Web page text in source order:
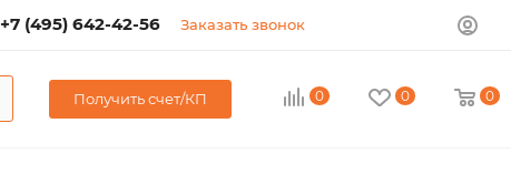
+7 (495) 642-42-56 Заказать звонок
Получить счет/КП 0 0 0